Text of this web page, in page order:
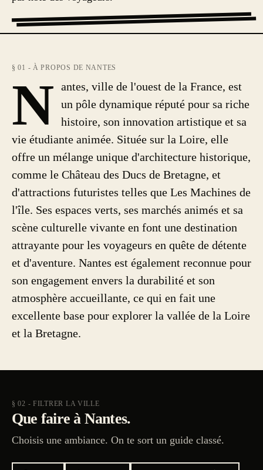
§ 01 - À PROPOS DE NANTES
N antes, ville de l'ouest de la France, est
un pôle dynamique réputé pour sa riche
histoire, son innovation artistique et sa
vie étudiante animée. Située sur la Loire, elle
offre un mélange unique d'architecture historique,
comme le Château des Ducs de Bretagne, et
d'attractions futuristes telles que Les Machines de
l'île. Ses espaces verts, ses marchés animés et sa
scène culturelle vivante en font une destination
attrayante pour les voyageurs en quête de détente
et d'aventure. Nantes est également reconnue pour
son engagement envers la durabilité et son
atmosphère accueillante, ce qui en fait une
excellente base pour explorer la vallée de la Loire
et la Bretagne.
§ 02 - FILTRER LA VILLE
Que faire à Nantes.
Choisis une ambiance. On te sort un guide classé.